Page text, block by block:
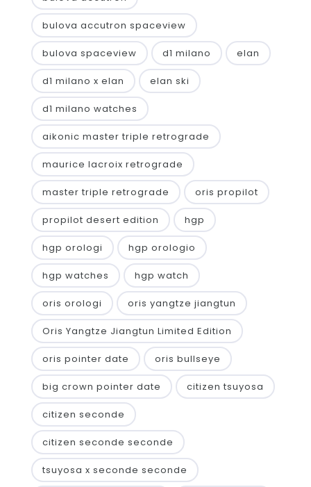
bulova accutron spaceview
bulova spaceview d1 milano elan
d1 milano x elan elan ski
d1 milano watches
aikonic master triple retrograde
maurice lacroix retrograde
master triple retrograde oris propilot
propilot desert edition hgp
hgp orologi hgp orologio
hgp watches hgp watch
oris orologi oris yangtze jiangtun
Oris Yangtze Jiangtun Limited Edition
oris pointer date oris bullseye
big crown pointer date citizen tsuyosa
citizen seconde
citizen seconde seconde
tsuyosa x seconde seconde